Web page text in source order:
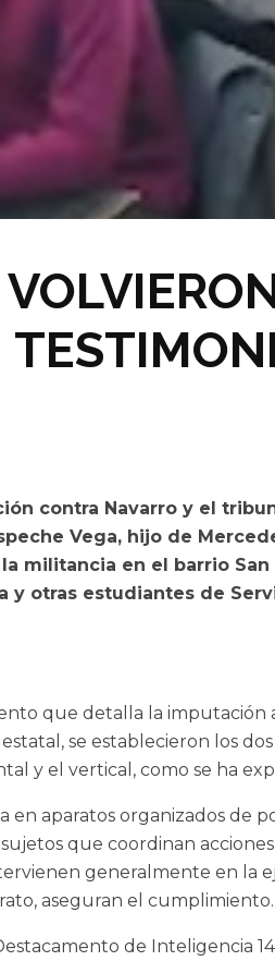
contra Navarro y el
Vega, hijo de
militancia en el barrio
otras estudiantes de
que detalla la imputación
se establecieron los
y el vertical, como se ha
aparatos organizados de
que coordinan
generalmente en la
aseguran el cumplimiento.
de Inteligencia